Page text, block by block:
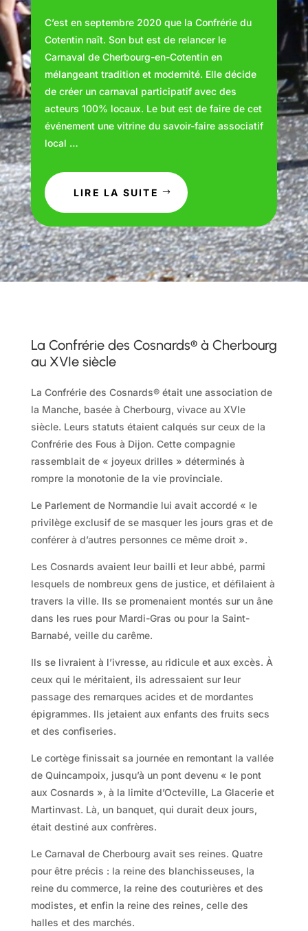
C’est en septembre 2020 que la Confrérie du
Cotentin naît. Son but est de relancer le
Carnaval de Cherbourg-en-Cotentin en
mélangeant tradition et modernité. Elle décide
de créer un carnaval participatif avec des
acteurs 100% locaux. Le but est de faire de cet
événement une vitrine du savoir-faire associatif
local …
LIRE LA SUITE
La Confrérie des Cosnards® à Cherbourg
au XVIe siècle
La Confrérie des Cosnards® était une association de
la Manche, basée à Cherbourg, vivace au XVIe
siècle. Leurs statuts étaient calqués sur ceux de la
Confrérie des Fous à Dijon. Cette compagnie
rassemblait de « joyeux drilles » déterminés à
rompre la monotonie de la vie provinciale.
Le Parlement de Normandie lui avait accordé « le
privilège exclusif de se masquer les jours gras et de
conférer à d’autres personnes ce même droit ».
Les Cosnards avaient leur bailli et leur abbé, parmi
lesquels de nombreux gens de justice, et défilaient à
travers la ville. Ils se promenaient montés sur un âne
dans les rues pour Mardi-Gras ou pour la Saint-
Barnabé, veille du carême.
Ils se livraient à l’ivresse, au ridicule et aux excès. À
ceux qui le méritaient, ils adressaient sur leur
passage des remarques acides et de mordantes
épigrammes. Ils jetaient aux enfants des fruits secs
et des confiseries.
Le cortège finissait sa journée en remontant la vallée
de Quincampoix, jusqu’à un pont devenu « le pont
aux Cosnards », à la limite d’Octeville, La Glacerie et
Martinvast. Là, un banquet, qui durait deux jours,
était destiné aux confrères.
Le Carnaval de Cherbourg avait ses reines. Quatre
pour être précis : la reine des blanchisseuses, la
reine du commerce, la reine des couturières et des
modistes, et enfin la reine des reines, celle des
halles et des marchés.